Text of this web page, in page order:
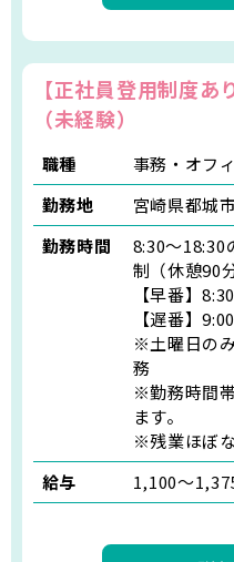
【正社員登用制度
（未経験）
職種
事務・オフ
勤務地
宮崎県都城
勤務時間
8:30～18:30
制（休憩90分
【早番】
【遅番】
※土曜日の
務
※勤務時間
ます。
※残業ほぼ
給与
1,100〜